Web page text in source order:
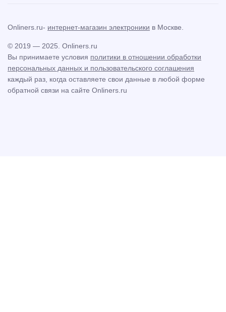
Вы принимаете условия политики в отношении обработки
персональных данных и пользовательского соглашения
каждый раз, когда оставляете свои данные в любой форме
обратной связи на сайте Onliners.ru
© 2019 — 2025. Onliners.ru
Onliners.ru- интернет-магазин электроники в Москве.